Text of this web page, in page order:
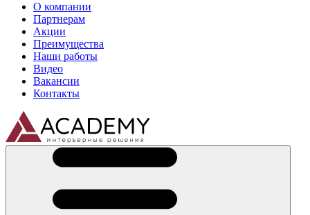
О компании
Партнерам
Акции
Преимущества
Наши работы
Видео
Вакансии
Контакты